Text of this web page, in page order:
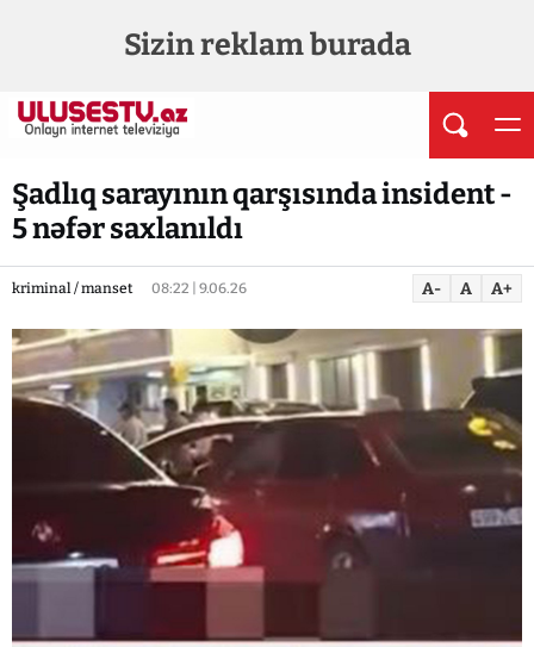
Sizin reklam burada
Şadlıq sarayının qarşısında insident -
5 nəfər saxlanıldı
kriminal / manset 08:22 | 9.06.26 A- A A+